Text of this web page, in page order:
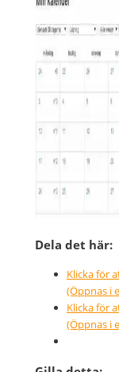
Dela det här:
Klicka för
(Öppnas i
Klicka för
(Öppnas i